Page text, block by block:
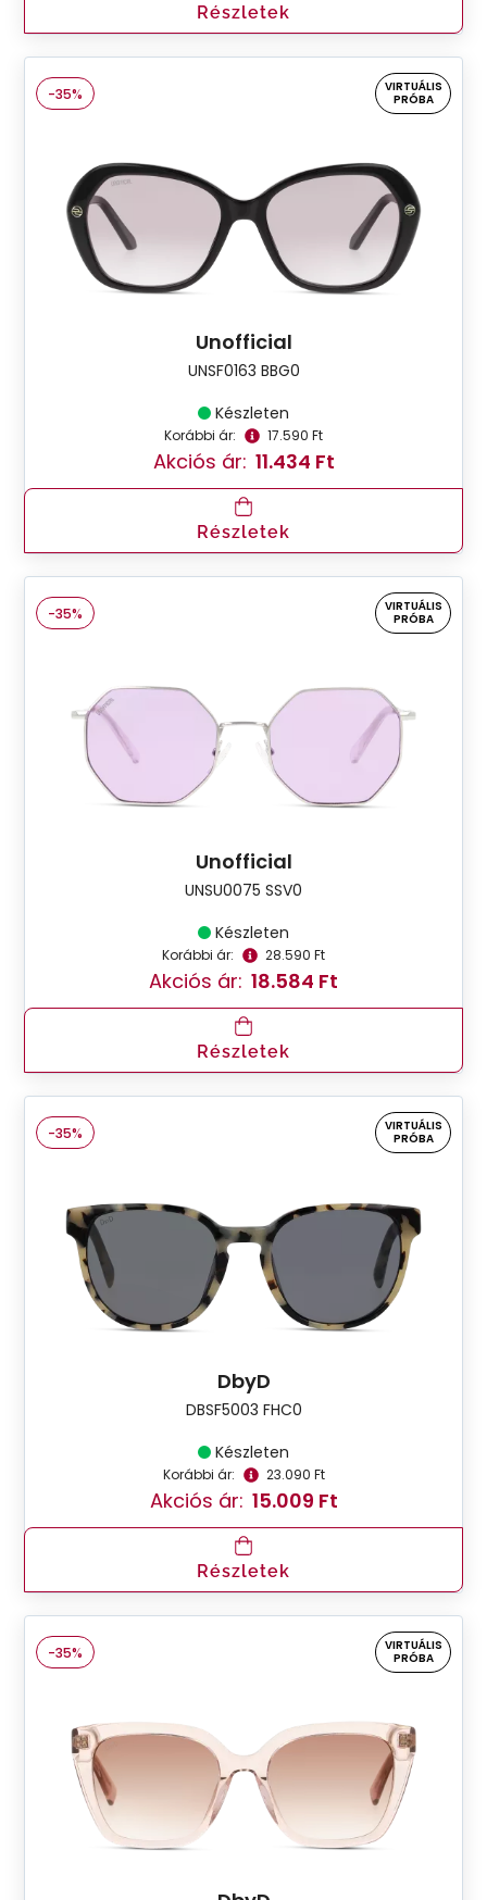
Részletek
-35%
VIRTUÁLIS
PRÓBA
Unofficial
UNSF0163 BBG0
Készleten
Korábbi ár: 17.590 Ft
Akciós ár: 11.434 Ft
Részletek
-35%
VIRTUÁLIS
PRÓBA
Unofficial
UNSU0075 SSV0
Készleten
Korábbi ár: 28.590 Ft
Akciós ár: 18.584 Ft
Részletek
-35%
VIRTUÁLIS
PRÓBA
DbyD
DBSF5003 FHC0
Készleten
Korábbi ár: 23.090 Ft
Akciós ár: 15.009 Ft
Részletek
-35%
VIRTUÁLIS
PRÓBA